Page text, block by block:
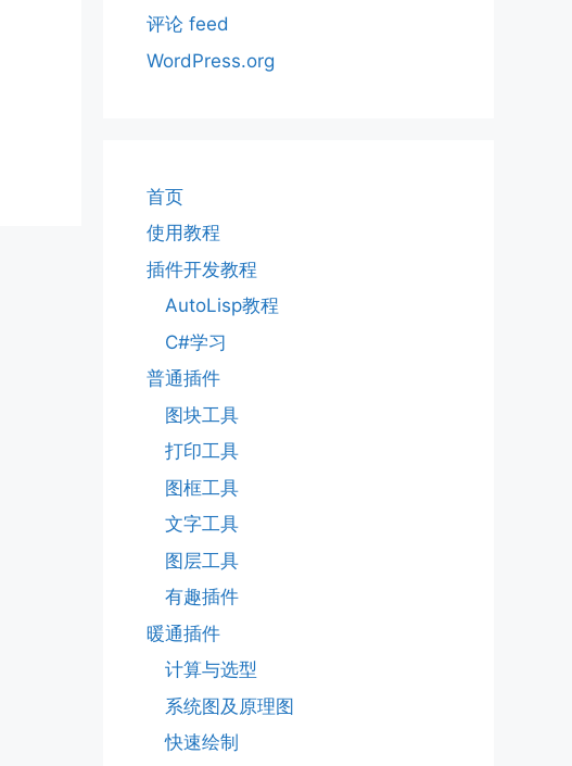
评论 feed
WordPress.org
首页
使用教程
插件开发教程
AutoLisp教程
C#学习
普通插件
图块工具
打印工具
图框工具
文字工具
图层工具
有趣插件
暖通插件
计算与选型
系统图及原理图
快速绘制